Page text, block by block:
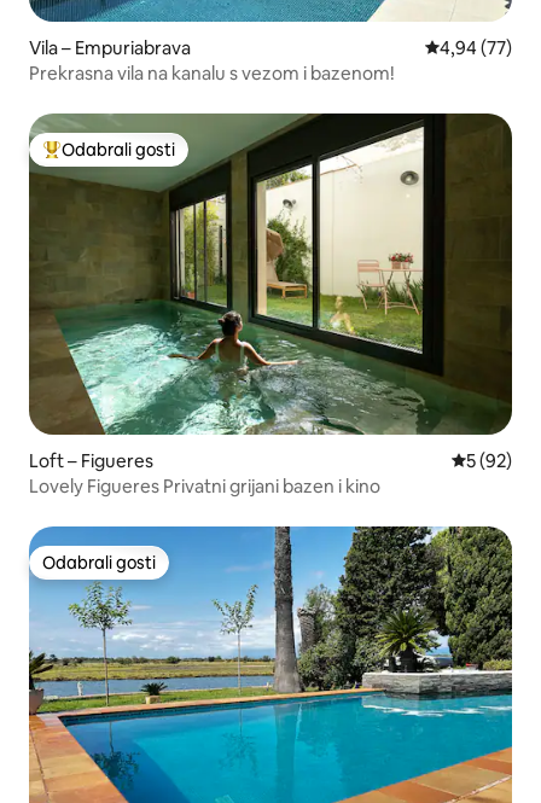
Vila – Empuriabrava Prosječna
4,94 (77)
Prekrasna vila na kanalu s vezom i bazenom!
Među najviše rangiranima s oznakom „Odabrali gosti”
Odabrali gosti
Loft – Figueres Prosječna
5 (92)
Lovely Figueres Privatni grijani bazen i kino
Odabrali gosti
Odabrali gosti